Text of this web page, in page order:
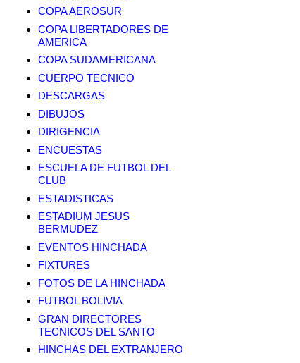
COPA AEROSUR
COPA LIBERTADORES DE
AMERICA
COPA SUDAMERICANA
CUERPO TECNICO
DESCARGAS
DIBUJOS
DIRIGENCIA
ENCUESTAS
ESCUELA DE FUTBOL DEL
CLUB
ESTADISTICAS
ESTADIUM JESUS
BERMUDEZ
EVENTOS HINCHADA
FIXTURES
FOTOS DE LA HINCHADA
FUTBOL BOLIVIA
GRAN DIRECTORES
TECNICOS DEL SANTO
HINCHAS DEL EXTRANJERO